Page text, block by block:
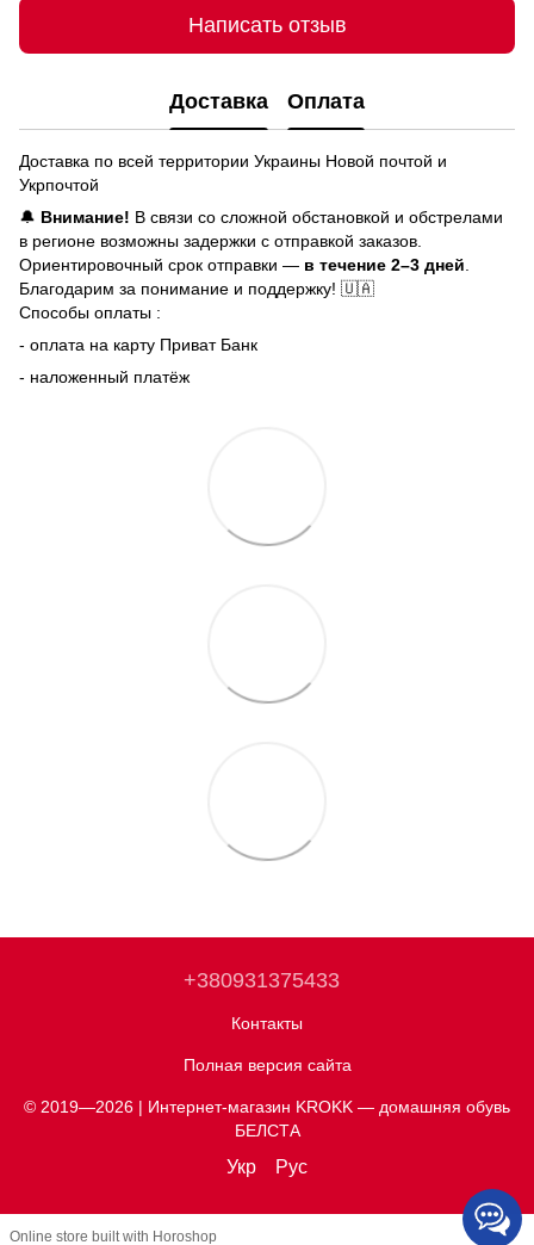
Написать отзыв
Доставка Оплата
Доставка по всей территории Украины Новой почтой и
Укрпочтой
🔔 Внимание! В связи со сложной обстановкой и обстрелами
в регионе возможны задержки с отправкой заказов.
Ориентировочный срок отправки — в течение 2–3 дней
Благодарим за понимание и поддержку! 🇺🇦
Способы оплаты :
- оплата на карту Приват Банк
- наложенный платёж
+380931375433
Контакты
Полная версия сайта
© 2019—2026 | Интернет-магазин KROKK — домашняя обувь
БЕЛСТА
Укр Рус
Online store built with Horoshop